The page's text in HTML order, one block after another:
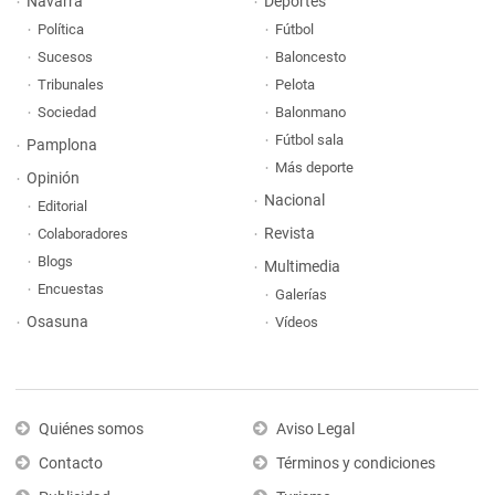
Política
Sucesos
Tribunales
Sociedad
Pamplona
Opinión
Editorial
Colaboradores
Blogs
Encuestas
Osasuna
Fútbol
Baloncesto
Pelota
Balonmano
Fútbol sala
Más deporte
Nacional
Revista
Multimedia
Galerías
Vídeos
Quiénes somos
Contacto
Aviso Legal
Términos y condiciones